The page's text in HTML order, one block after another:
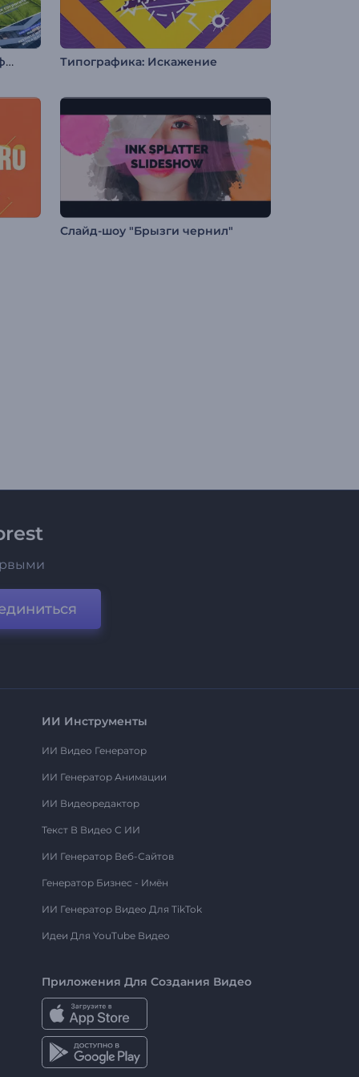
Минималистичная типографика для соцсетей Типографика: Искажение
Слайд-шоу "Брызги чернил"
ИИ Инструменты
ИИ Видео Генератор
ИИ Генератор Анимации
ИИ Видеоредактор
Текст В Видео С ИИ
ИИ Генератор Веб-Сайтов
Генератор Бизнес - Имён
ИИ Генератор Видео Для TikTok
Идеи Для YouTube Видео
Приложения Для Создания Видео